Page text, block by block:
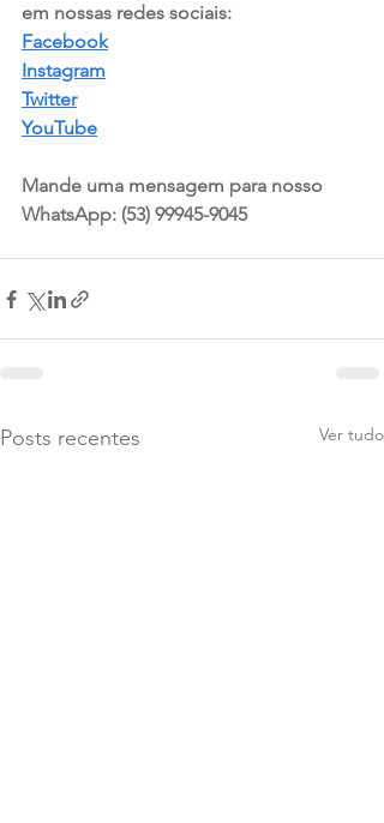
em nossas redes sociais:
Facebook
Instagram
Twitter
YouTube
Mande uma mensagem para nosso
WhatsApp: (53) 99945-9045
Posts recentes Ver tudo